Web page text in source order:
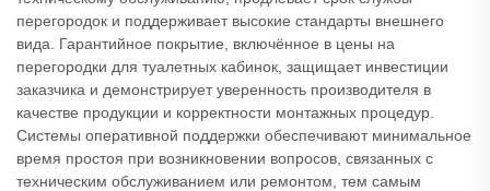
перегородок и поддерживает высокие стандарты внешнего
вида. Гарантийное покрытие, включённое в цены на
перегородки для туалетных кабинок, защищает инвестиции
заказчика и демонстрирует уверенность производителя в
качестве продукции и корректности монтажных процедур.
Системы оперативной поддержки обеспечивают минимальное
время простоя при возникновении вопросов, связанных с
техническим обслуживанием или ремонтом, тем самым